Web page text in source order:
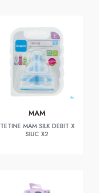
MAM
TETINE MAM SILK DEBIT X
SILIC X2